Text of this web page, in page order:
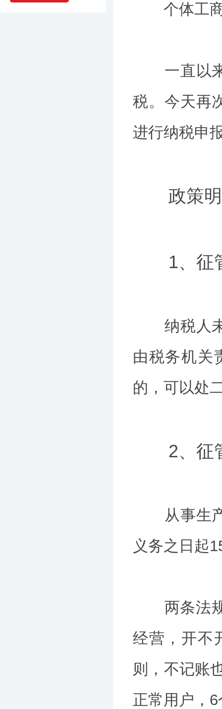
个体工商
一直以来
税。今天再
进行纳税申
政策明
1、征管
纳税人未
由税务机关
的，可以处
2、征管
从事生产
义务之日起
两条法规
经营，开不
则，不记账
正常用户，